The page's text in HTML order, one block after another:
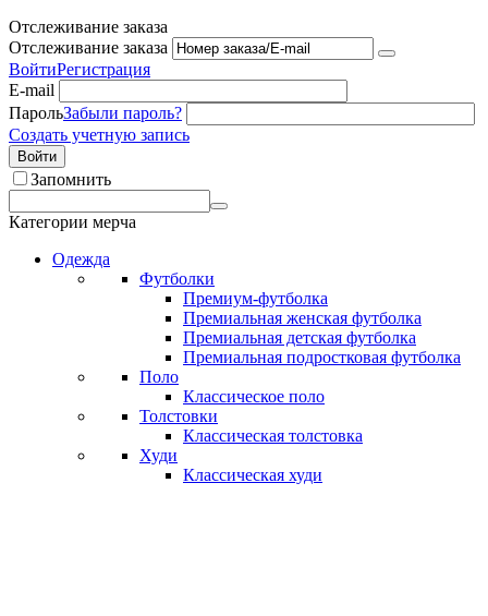
Отслеживание заказа
Отслеживание заказа
ВойтиРегистрация
E-mail
ПарольЗабыли пароль?
Создать учетную запись
Войти
Запомнить
Категории мерча
Одежда
Футболки
Премиум-футболка
Премиальная женская футболка
Премиальная детская футболка
Премиальная подростковая футболка
Поло
Классическое поло
Толстовки
Классическая толстовка
Худи
Классическая худи